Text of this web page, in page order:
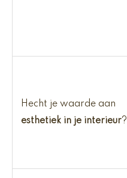
Hecht je waarde aan
esthetiek in je interieur?